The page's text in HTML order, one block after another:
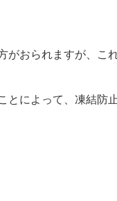
おられますが、こ
によって、凍結防